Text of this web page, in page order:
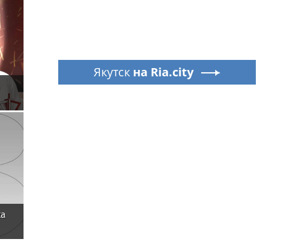
Якутск на Ria.city